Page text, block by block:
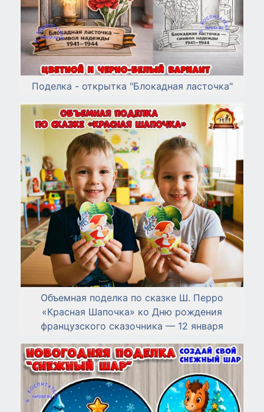
Поделка - открытка "Блокадная ласточка"
Объемная поделка по сказке Ш. Перро
«Красная Шапочка» ко Дню рождения
французского сказочника — 12 января